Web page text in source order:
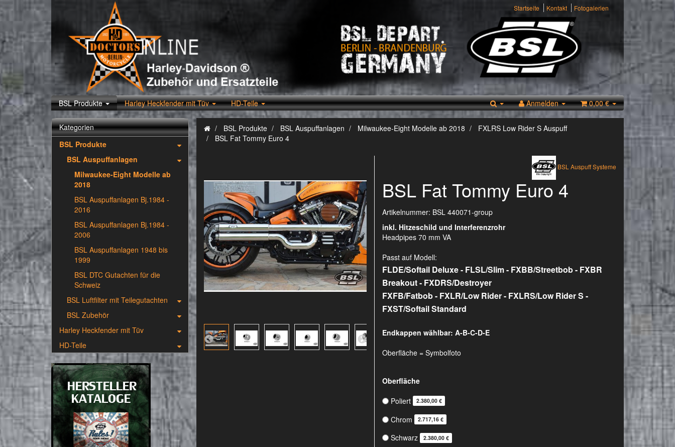
Startseite Kontakt Fotogalerien
BSL Produkte Harley Heckfender mit Tüv HD-Teile Anmelden 0,00 €
BSL Produkte BSL Auspuffanlagen Milwaukee-Eight Modelle ab 2018
FXLRS Low Rider S Auspuff
BSL Fat Tommy Euro 4
BSL Auspuff Systeme
BSL Fat Tommy Euro 4
Artikelnummer: BSL 440071-group
inkl. Hitzeschild und Interferenzrohr
Headpipes 70 mm VA
Passt auf Modell:
FLDE/Softail Deluxe - FLSL/Slim - FXBB/Streetbob - FXBR
Breakout - FXDRS/Destroyer
FXFB/Fatbob - FXLR/Low Rider - FXLRS/Low Rider S -
FXST/Softail Standard
Endkappen wählbar: A-B-C-D-E
Oberfläche = Symbolfoto
Oberfläche
Poliert
2.380,00 €
Chrom 2.717,16 €
Schwarz 2.380,00 €
Kategorien
BSL Produkte
BSL Auspuffanlagen
Milwaukee-Eight Modelle ab
2018
BSL Auspuffanlagen Bj.1984 -
2016
BSL Auspuffanlagen Bj.1984 -
2006
BSL Auspuffanlagen 1948 bis
1999
BSL DTC Gutachten für die
Schweiz
BSL Luftfilter mit Teilegutachten
BSL Zubehör
Harley Heckfender mit Tüv
HD-Teile